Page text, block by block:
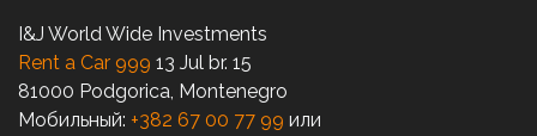
I&J World Wide Investments
Rent a Car 999 13 Jul br. 15
81000 Podgorica, Montenegro
Мобильный: +382 67 00 77 99 или